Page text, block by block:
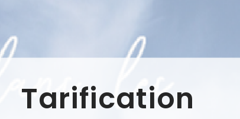
Tarification